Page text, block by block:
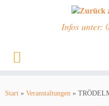
Inhalt
Infos unter:
Start » Veranstaltungen »